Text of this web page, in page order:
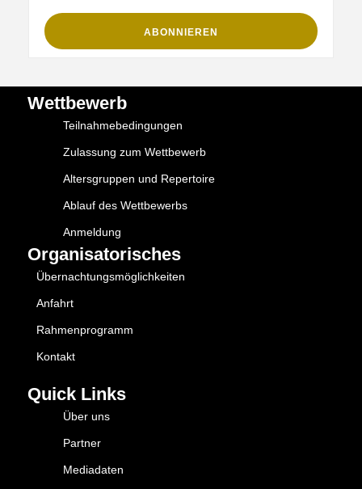
Wettbewerb
Teilnahmebedingungen
Zulassung zum Wettbewerb
Altersgruppen und Repertoire
Ablauf des Wettbewerbs
Anmeldung
Organisatorisches
Übernachtungsmöglichkeiten
Anfahrt
Rahmenprogramm
Kontakt
Quick Links
Über uns
Partner
Mediadaten